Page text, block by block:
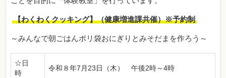
【わくわくクッキング】（健康増進課共催）※予約制
～みんなで朝ごはんポリ袋おにぎりとみそだまを作ろう～
☆日
時
令和８年7月23日（木） 午後2時～4時